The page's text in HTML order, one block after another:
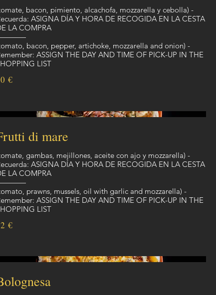
bacon, pimiento, alcachofa, mozzarella y cebolla) -
ASIGNA DÍA Y HORA DE RECOGIDA EN LA CESTA
LA COMPRA
bacon, pepper, artichoke, mozzarella and onion) -
ASSIGN THE DAY AND TIME OF PICK-UP IN THE
LIST
€
di mare
gambas, mejillones, aceite con ajo y mozzarella) -
ASIGNA DÍA Y HORA DE RECOGIDA EN LA CESTA
LA COMPRA
prawns, mussels, oil with garlic and mozzarella) -
ASSIGN THE DAY AND TIME OF PICK-UP IN THE
LIST
€